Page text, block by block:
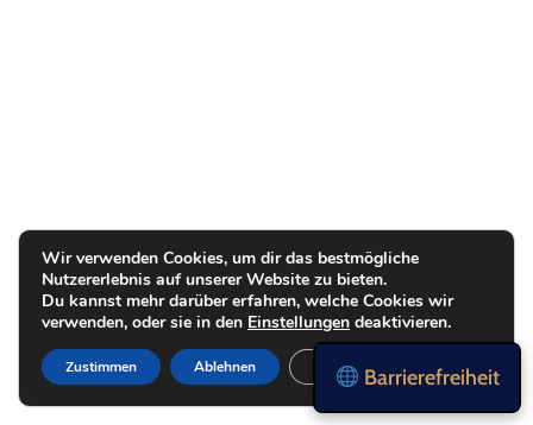
Barrierefreiheit
Wir verwenden Cookies, um dir das bestmögliche
Nutzererlebnis auf unserer Website zu bieten.
Du kannst mehr darüber erfahren, welche Cookies wir
verwenden, oder sie in den Einstellungen deaktivieren.
Zustimmen Ablehnen Einstellungen